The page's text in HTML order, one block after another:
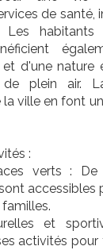
de santé,
Les habitants
d'une nature
de plein air.
ville en font
:
verts :
accessibles
et
activités